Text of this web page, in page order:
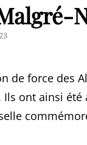
de force des
ont ainsi été